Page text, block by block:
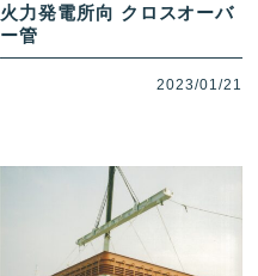
火力発電所向 クロスオーバ
ー管
2023/01/21